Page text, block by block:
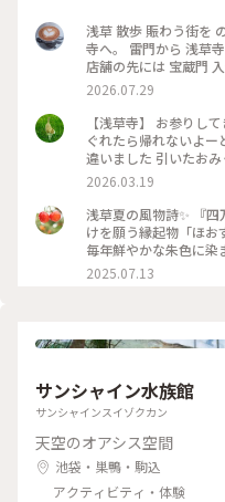
浅草 散歩 賑わう街を
寺へ。 雷門から 浅草
店舗の先には 宝蔵門
い 思わず 見惚れてし
染みの "小舟町"と記
ると、10年ぶりに 掛
され、お目見えするそ
めました。 参拝の人々
吹き抜ける 心地良い
の中にも 下町の風情
になりました。 #風景
浅草 #上野 #東京 #ひ
2026.07.29
【浅草寺】 お参りしてきました😌 やはり、人、人、人！！ は
ぐれたら帰れないよ
違いました 引いたおみくじには 前向きになれる言葉が書かれ
ていたので 年度末の
たいです☺️
2026.03.19
浅草夏の風物詩✨ 『
けを願う縁起物「ほお
毎年鮮やかな朱色に
ってきました。 混雑
世からもわりと空いて
ですが、電車で帰る事
した✨（5枚目） #ほ
おずき #鬼灯 #アートな
2025.07.13
サンシャイン水族館
サンシャインスイゾクカン
天空のオアシス空間
池袋・巣鴨・駒込
アクティビティ・体験